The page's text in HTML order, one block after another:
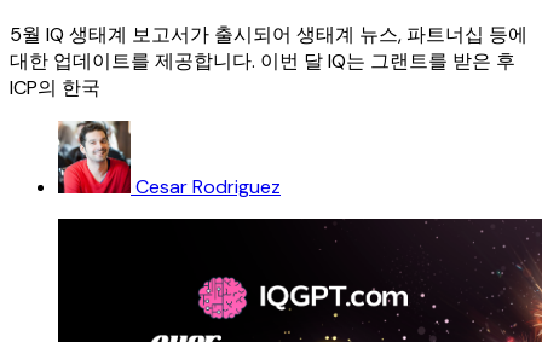
5월 IQ 생태계 보고서가 출시되어 생태계 뉴스, 파트너십 등에
대한 업데이트를 제공합니다. 이번 달 IQ는 그랜트를 받은 후
ICP의 한국
Cesar Rodriguez